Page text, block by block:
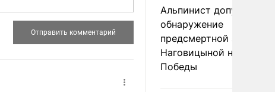
Альпинист допустил
обнаружение
предсмертной записки
Наговицыной на пике
Победы